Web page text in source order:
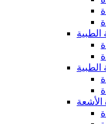
الطبية
الطبية
الأشعة